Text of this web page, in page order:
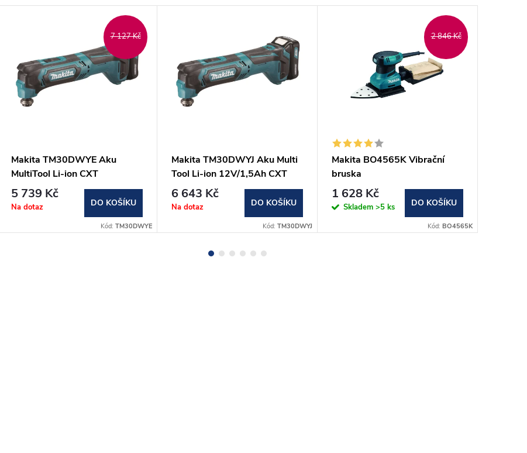
7 127 Kč
Makita TM30DWYE Aku
MultiTool Li-ion CXT
12V/1,5Ah
5 739 Kč
Na dotaz DO KOŠÍKU
Kód: TM30DWYE
Makita TM30DWYJ Aku Multi
Tool Li-ion 12V/1,5Ah CXT
6 643 Kč
Na dotaz DO KOŠÍKU
Kód: TM30DWYJ
2 846 Kč
Makita BO4565K Vibrační
bruska
112x190mm,200W,kufr
1 628 Kč
Skladem >5 ks DO KOŠÍKU
Kód: BO4565K